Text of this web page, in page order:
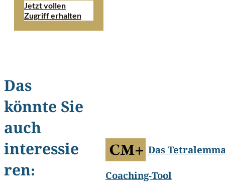
Jetzt vollen
Zugriff erhalten
Das
könnte Sie
auch
interessie
ren:
Das
Coaching-Tool